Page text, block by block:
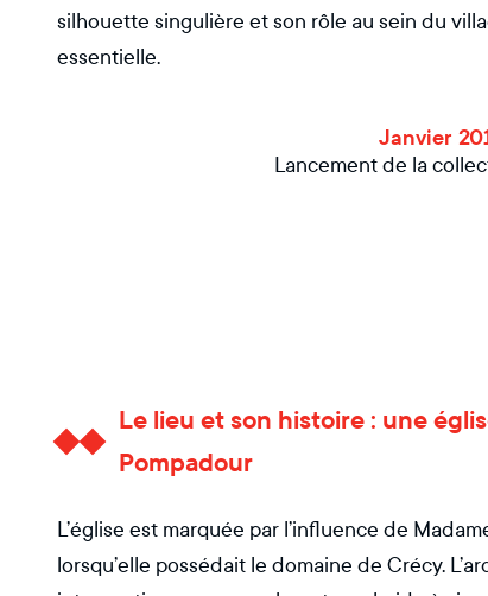
silhouette singulière et son rôle au sein du
essentielle.
Janvier
Lancement de la
Le lieu et son histoire : une
Pompadour
L’église est marquée par l’influence de
lorsqu’elle possédait le domaine de Crécy.